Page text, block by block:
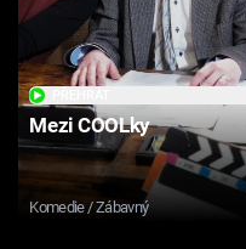
Mezi COOLky
Komedie / Zábavný